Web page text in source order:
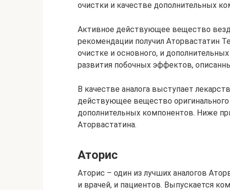
очистки и качестве дополнительных
Активное действующее вещество
рекомендации получил Аторвастатин
очистке и основного, и
развития побочных эффектов,
В качестве аналога выступает
действующее вещество
дополнительных компонентов. Ниже
Аторвастатина.
Аторис
Аторис – один из лучших аналогов
и врачей, и пациентов. Выпускается